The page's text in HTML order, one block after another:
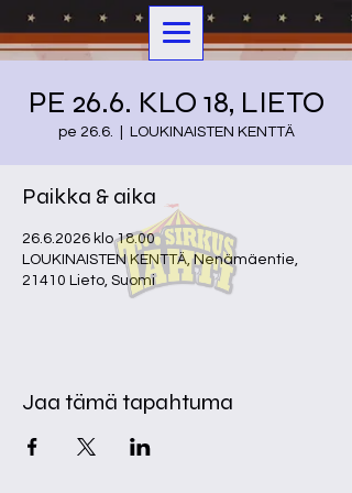
PE 26.6. KLO 18, LIETO
pe 26.6. LOUKINAISTEN KENTTÄ
Paikka & aika
26.6.2026 klo 18.00
LOUKINAISTEN KENTTÄ, Nenämäentie,
21410 Lieto, Suomi
Jaa tämä tapahtuma